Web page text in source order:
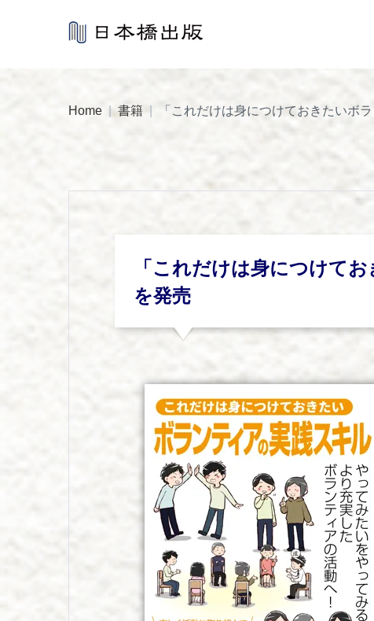
Home | 書籍 「これだけは身につけておきたいボ
「これだけは身につけて
を発売